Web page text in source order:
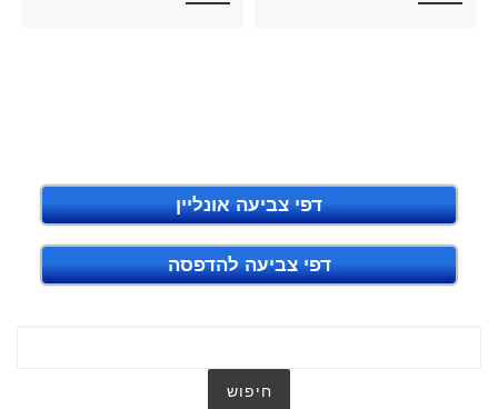
דפי צביעה אונליין
דפי צביעה להדפסה